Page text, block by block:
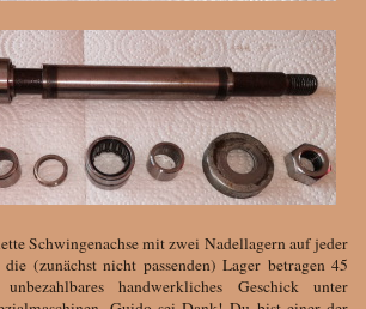
Schwingenachse mit zwei Nadellagern auf jeder
(zunächst nicht passenden) Lager betragen 45
handwerkliches Geschick unter